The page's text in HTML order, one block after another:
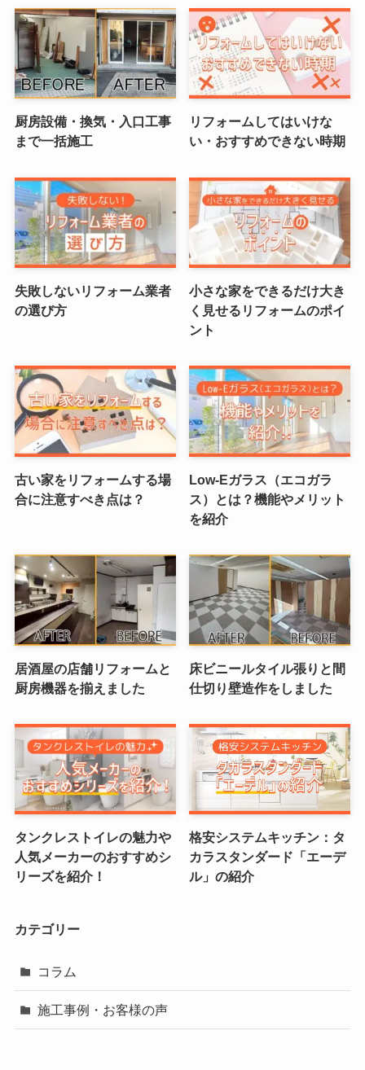
厨房設備・換気・入口工事
まで一括施工
リフォームしてはいけな
い・おすすめできない時期
失敗しないリフォーム業者
の選び方
小さな家をできるだけ大き
く見せるリフォームのポイ
ント
古い家をリフォームする場
合に注意すべき点は？
Low-Eガラス（エコガラ
ス）とは？機能やメリット
を紹介
居酒屋の店舗リフォームと
厨房機器を揃えました
床ビニールタイル張りと間
仕切り壁造作をしました
タンクレストイレの魅力や
人気メーカーのおすすめシ
リーズを紹介！
格安システムキッチン：タ
カラスタンダード「エーデ
ル」の紹介
カテゴリー
コラム
施工事例・お客様の声